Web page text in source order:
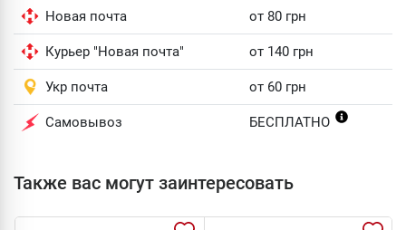
Новая почта от 80 грн
Курьер "Новая почта" от 140 грн
Укр почта от 60 грн
Самовывоз БЕСПЛАТНО
Также вас могут заинтересовать